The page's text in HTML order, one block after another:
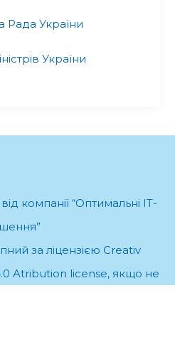
Рада України
України
компанії “Оптимальні ІТ-
.
за ліцензією Creativ
Atribution license, якщо не